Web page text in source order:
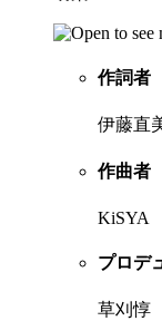
作詞者
伊藤直
作曲者
KiSYA
プロデ
草刈惇